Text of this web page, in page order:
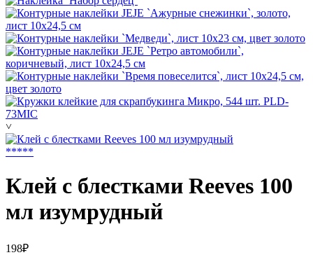
˅
*****
Клей с блестками Reeves 100
мл изумрудный
198₽